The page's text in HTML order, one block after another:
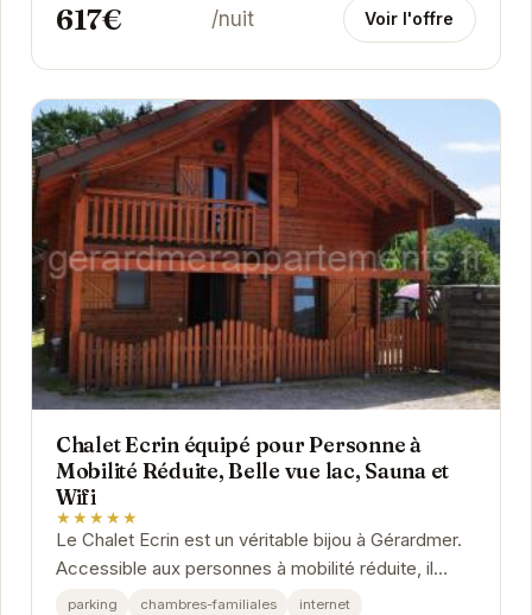
617€ /nuit Voir l'offre
Chalet Ecrin équipé pour Personne à
Mobilité Réduite, Belle vue lac, Sauna et
Wifi
★★★★★
Le Chalet Ecrin est un véritable bijou à Gérardmer.
Accessible aux personnes à mobilité réduite, il
offre un confort exceptionnel avec une vue...
parking chambres-familiales
internet